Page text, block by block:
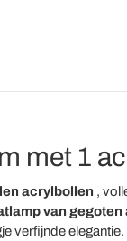
met 1
acrylbollen ,
van gegoten
verfijnde elegantie.